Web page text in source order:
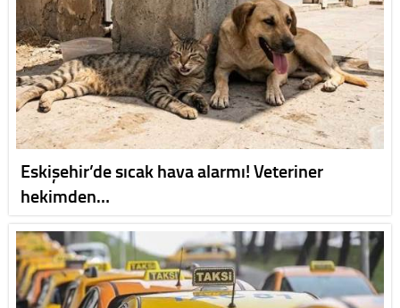
Eskişehir’de sıcak hava alarmı! Veteriner
hekimden…